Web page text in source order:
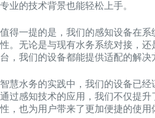
专业的技术背景也能轻松上手。
值得一提的是，我们的感知设备在
性。无论是与现有水务系统对接，
台，我们的设备都能提供适配的解决
智慧水务的实践中，我们的设备已经
通过感知技术的应用，我们不仅提
性，也为用户带来了更加便捷的使用